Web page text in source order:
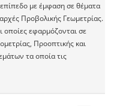
με έμφαση σε θέματα
Προβολικής Γεωμετρίας.
οποίες εφαρμόζονται σε
Προοπτικής και
τα οποία τις